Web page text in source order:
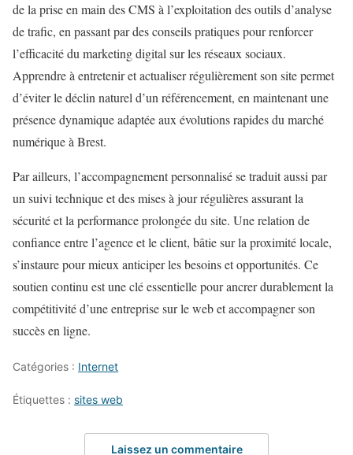
de la prise en main des CMS à l’exploitation des outils d’analyse
de trafic, en passant par des conseils pratiques pour renforcer
l’efficacité du marketing digital sur les réseaux sociaux.
Apprendre à entretenir et actualiser régulièrement son site permet
d’éviter le déclin naturel d’un référencement, en maintenant une
présence dynamique adaptée aux évolutions rapides du marché
numérique à Brest.
Par ailleurs, l’accompagnement personnalisé se traduit aussi par
un suivi technique et des mises à jour régulières assurant la
sécurité et la performance prolongée du site. Une relation de
confiance entre l’agence et le client, bâtie sur la proximité locale,
s’instaure pour mieux anticiper les besoins et opportunités. Ce
soutien continu est une clé essentielle pour ancrer durablement la
compétitivité d’une entreprise sur le web et accompagner son
succès en ligne.
Catégories : Internet
Étiquettes : sites web
Laissez un commentaire